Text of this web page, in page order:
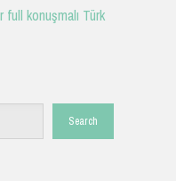
full konuşmalı Türk
Search